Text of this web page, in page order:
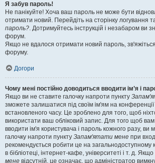
Я забув пароль!
Не панікуйте! Хоча ваш пароль не може бути
отримати новий. Перейдіть на сторінку логування
пароль?. Дотримуйтесь інструкцій і незабаром ви
форум.
Якщо не вдалося отримати новий пароль,
форуму.
Догори
Чому мені постійно доводиться вводити ім’я і
Якщо ви не ставите галочку напроти пункту
зможете залишатися під своїм ім'ям на
встановленого часу. Це зроблено для того, щоб
використати ваш обліковий запис. Для того щоб
вводити ім'я користувача і пароль кожного разу, ви
галочку напроти пункту Запам'ятати мене при
рекомендується робити це на загальнодоступному
в бібліотеці, інтернет-кафе, університеті і т. д. Якщо
мене відсутній, це означає, що адміністратор